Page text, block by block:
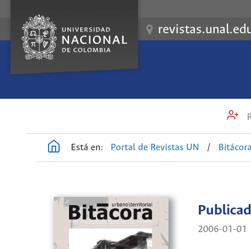
Está en: Portal de Revistas UN /
2006-01-01